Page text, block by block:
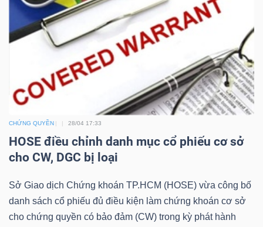
CHỨNG QUYỀN 28/04 17:33
HOSE điều chỉnh danh mục cổ phiếu cơ sở
cho CW, DGC bị loại
Sở Giao dịch Chứng khoán TP.HCM (HOSE) vừa công bố
danh sách cổ phiếu đủ điều kiện làm chứng khoán cơ sở
cho chứng quyền có bảo đảm (CW) trong kỳ phát hành
DOANH
NGHIỆP
CỔ
PHIẾU